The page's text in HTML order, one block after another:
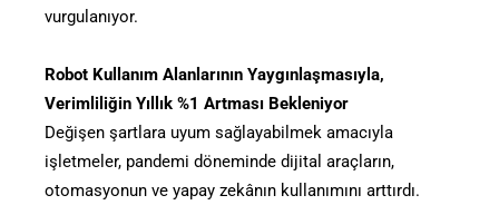
vurgulanıyor.
Robot Kullanım Alanlarının Yaygınlaşmasıyla,
Verimliliğin Yıllık %1 Artması Bekleniyor
Değişen şartlara uyum sağlayabilmek amacıyla
işletmeler, pandemi döneminde dijital araçların,
otomasyonun ve yapay zekânın kullanımını arttırdı.